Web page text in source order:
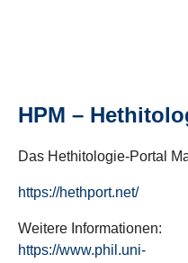
HPM –
Das Hethitologie-Portal
https://hethport.net/
Weitere Informationen:
https://www.phil.uni-